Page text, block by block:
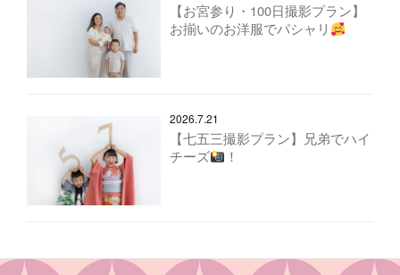
【お宮参り・100日撮影プラン】
お揃いのお洋服でパシャリ
2026.7.21
【七五三撮影プラン】兄弟でハイ
チーズ
！